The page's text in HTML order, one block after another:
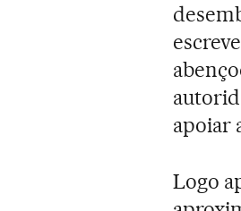
apoiar
Logo